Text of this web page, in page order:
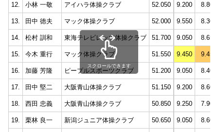
12. 小林 一敬 アイハラ体操クラブ 52.050 9.200 8.800
13. 田中 徳夫 マック体操クラブ 52.000 9.550 8.300
14. 松村 訓和 東海テレビレッツ体操クラブ 51.700 9.050 8.650
15. 今木 重行 マック体操クラブ 51.550 9.450 9.450
16. 加藤 芳隆 ピープルスポーツクラブ 51.200 9.050 8.400
17. 田中 堅二 大阪青山体操クラブ 51.150 9.200 8.600
18. 西田 忠義 大阪青山体操クラブ 50.850 9.250 7.900
19. 栗林 良一 新潟ジュニア体操クラブ 50.650 9.050 8.600
スクロールできます